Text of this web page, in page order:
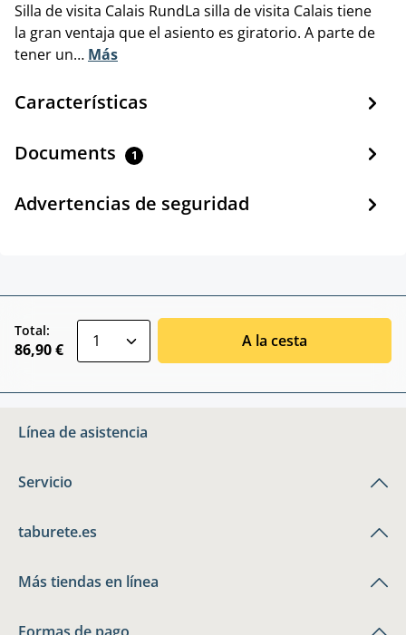
Silla de visita Calais RundLa silla de visita Calais tiene
la gran ventaja que el asiento es giratorio. A parte de
tener un… Más
Características
Documents 1
Advertencias de seguridad
Total:
86,90 € A la cesta
Línea de asistencia
Servicio
taburete.es
Más tiendas en línea